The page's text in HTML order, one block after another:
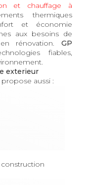
et chauffage à
thermiques
et économie
aux besoins de
rénovation. GP
fiables,
exterieur
aussi :
construction